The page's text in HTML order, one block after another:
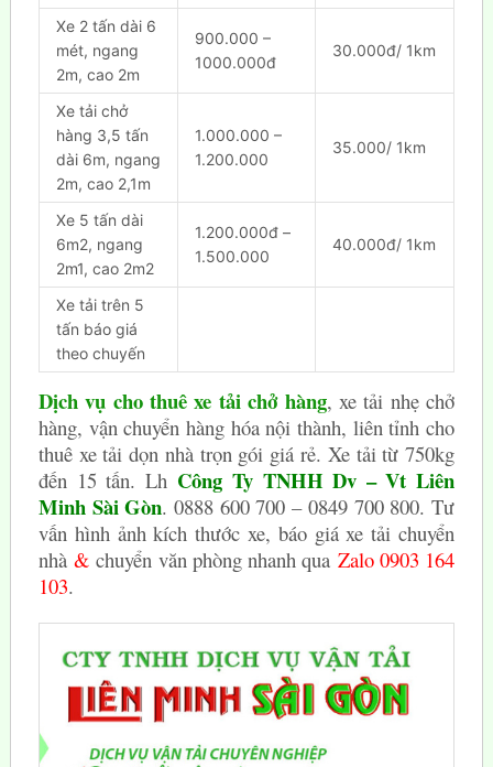
Xe 2 tấn dài 6
mét, ngang
2m, cao 2m
900.000 –
1000.000đ
30.000đ/ 1km
Xe tải chở
hàng 3,5 tấn
dài 6m, ngang
2m, cao 2,1m
1.000.000 –
1.200.000
35.000/ 1km
Xe 5 tấn dài
6m2, ngang
2m1, cao 2m2
1.200.000đ –
1.500.000
40.000đ/ 1km
Xe tải trên 5
tấn báo giá
theo chuyến
Dịch vụ cho thuê xe tải chở hàng, xe tải nhẹ chở
hàng, vận chuyển hàng hóa nội thành, liên tỉnh cho
thuê xe tải dọn nhà trọn gói giá rẻ. Xe tải từ 750kg
đến 15 tấn. Lh Công Ty TNHH Dv – Vt Liên
Minh Sài Gòn. 0888 600 700 – 0849 700 800. Tư
vấn hình ảnh kích thước xe, báo giá xe tải chuyển
nhà& chuyển văn phòng nhanh qua Zalo 0903 164
103.